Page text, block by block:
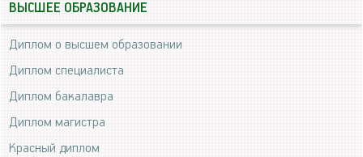
ВЫСШЕЕ ОБРАЗОВАНИЕ
Диплом о высшем образовании
Диплом специалиста
Диплом бакалавра
Диплом магистра
Красный диплом